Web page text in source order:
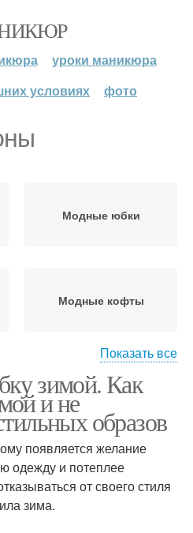
уроки маникюра
условиях
фото
Модные юбки
Модные кофты
Модные тенденции
Показать все
зимой. Как
и не
образов
появляется желание
одежду и потеплее
от своего стиля
зима.